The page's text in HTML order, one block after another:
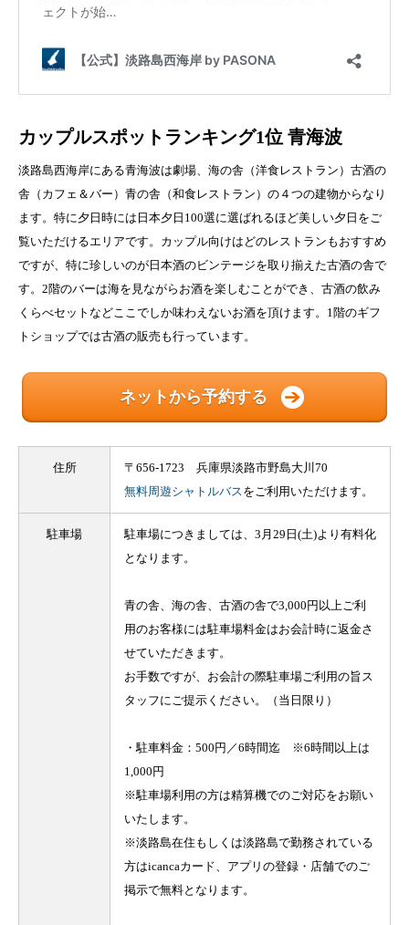
カップルスポットランキング1位 青海波
淡路島西海岸にある青海波は劇場、海の舎（洋食レストラン）古酒の
舎（カフェ＆バー）青の舎（和食レストラン）の４つの建物からなり
ます。特に夕日時には日本夕日100選に選ばれるほど美しい夕日をご
覧いただけるエリアです。カップル向けはどのレストランもおすすめ
ですが、特に珍しいのが日本酒のビンテージを取り揃えた古酒の舎で
す。2階のバーは海を見ながらお酒を楽しむことができ、古酒の飲み
くらべセットなどここでしか味わえないお酒を頂けます。1階のギフ
トショップでは古酒の販売も行っています。
ネットから予約する
住所
〒656-1723 兵庫県淡路市野島大川70
無料周遊シャトルバスをご利用いただけます。
駐車場
駐車場につきましては、3月29日(土)より有料化
となります。
青の舎、海の舎、古酒の舎で3,000円以上ご利
用のお客様には駐車場料金はお会計時に返金さ
せていただきます。
お手数ですが、お会計の際駐車場ご利用の旨ス
タッフにご提示ください。（当日限り）
・駐車料金：500円／6時間迄 ※6時間以上は
1,000円
※駐車場利用の方は精算機でのご対応をお願い
いたします。
※淡路島在住もしくは淡路島で勤務されている
方はicancaカード、アプリの登録・店舗でのご
掲示で無料となります。